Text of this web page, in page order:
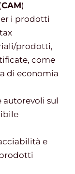
CAM)
i prodotti
prodotti,
come
di economia
sul
e